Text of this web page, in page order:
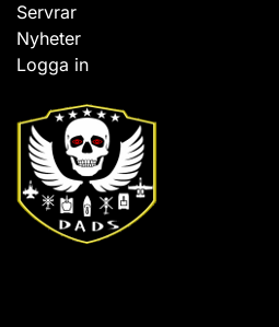
Servrar
Nyheter
Logga in